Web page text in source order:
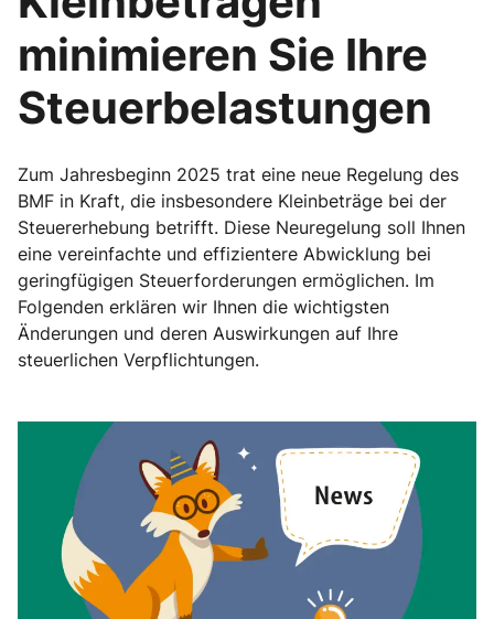
minimieren Sie Ihre
Steuerbelastungen
Zum Jahresbeginn 2025 trat eine neue Regelung des
BMF in Kraft, die insbesondere Kleinbeträge bei der
Steuererhebung betrifft. Diese Neuregelung soll Ihnen
eine vereinfachte und effizientere Abwicklung bei
geringfügigen Steuerforderungen ermöglichen. Im
Folgenden erklären wir Ihnen die wichtigsten
Änderungen und deren Auswirkungen auf Ihre
steuerlichen Verpflichtungen.